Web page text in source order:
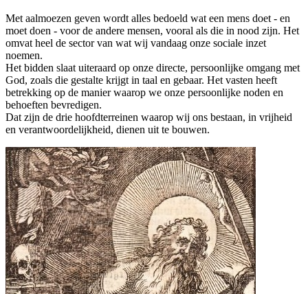
Met aalmoezen geven wordt alles bedoeld wat een mens doet - en
moet doen - voor de andere mensen, vooral als die in nood zijn. Het
omvat heel de sector van wat wij vandaag onze sociale inzet
noemen.
Het bidden slaat uiteraard op onze directe, persoonlijke omgang met
God, zoals die gestalte krijgt in taal en gebaar. Het vasten heeft
betrekking op de manier waarop we onze persoonlijke noden en
behoeften bevredigen.
Dat zijn de drie hoofdterreinen waarop wij ons bestaan, in vrijheid
en verantwoordelijkheid, dienen uit te bouwen.